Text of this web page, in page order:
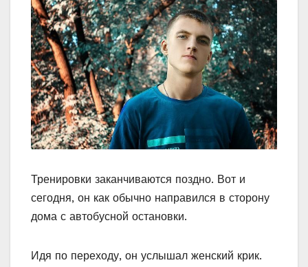
Тренировки заканчиваются поздно. Вот и
сегодня, он как обычно направился в сторону
дома с автобусной остановки.
Идя по переходу, он услышал женский крик.